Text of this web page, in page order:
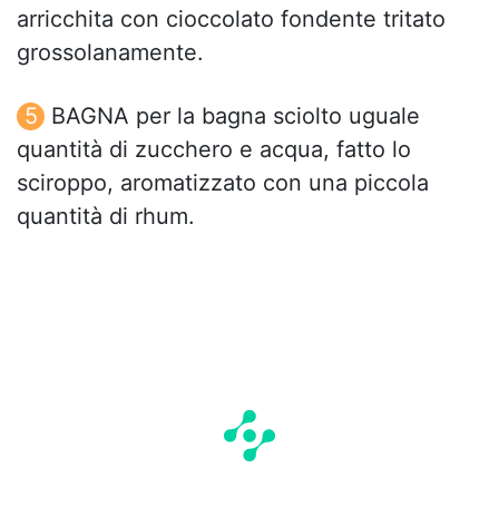
arricchita con cioccolato fondente tritato
grossolanamente.
BAGNA per la bagna sciolto uguale
quantità di zucchero e acqua, fatto lo
sciroppo, aromatizzato con una piccola
quantità di rhum.